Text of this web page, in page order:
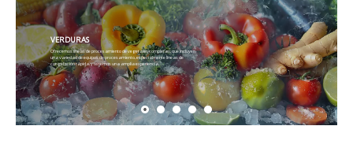
VERDURAS
Ofrecemos líneas de procesamiento de vegetales completas, que incluyen
una variedad de equipos de procesamiento, especialmente líneas de
congelación rápida, y tenemos una amplia experiencia.